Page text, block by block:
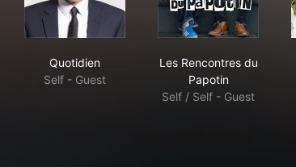
Quotidien
Self - Guest
Les Rencontres du
Papotin
Self / Self - Guest